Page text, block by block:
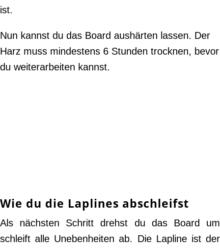
ist.
Nun kannst du das Board aushärten lassen. Der
Harz muss mindestens 6 Stunden trocknen, bevor
du weiterarbeiten kannst.
Wie du die Laplines abschleifst
Als nächsten Schritt drehst du das Board um
schleift alle Unebenheiten ab. Die Lapline ist der